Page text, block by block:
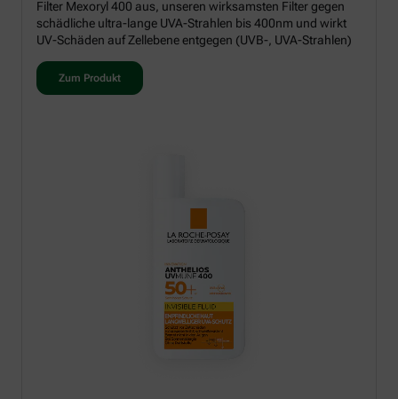
Filter Mexoryl 400 aus, unseren wirksamsten Filter gegen
schädliche ultra-lange UVA-Strahlen bis 400nm und wirkt
UV-Schäden auf Zellebene entgegen (UVB-, UVA-Strahlen)
Zum Produkt